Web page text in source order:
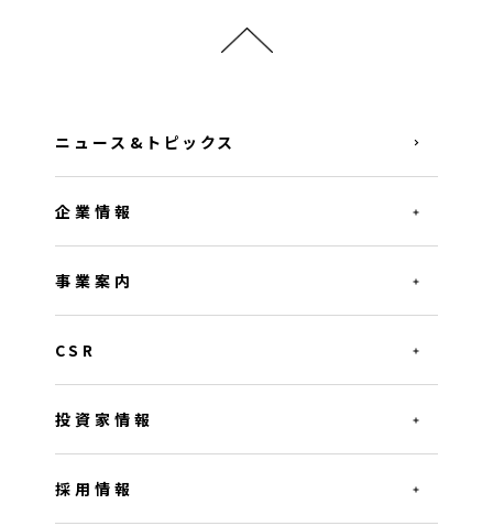
ニュース&トピックス
企業情報
事業案内
CSR
投資家情報
採用情報